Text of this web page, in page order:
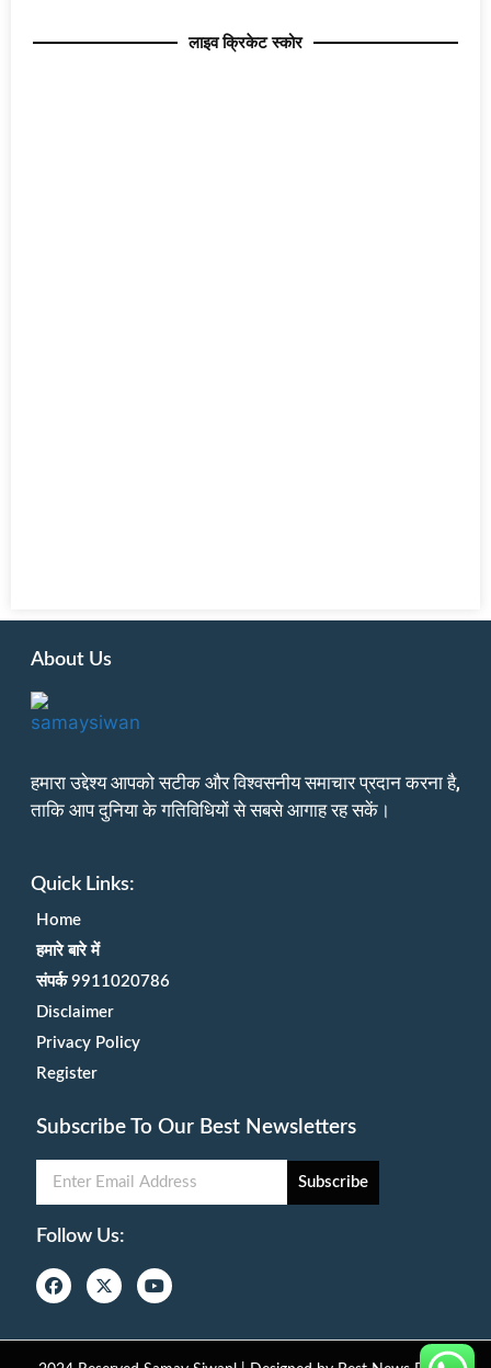
लाइव क्रिकेट स्कोर
About Us
हमारा उद्देश्य आपको सटीक और विश्वसनीय समाचार प्रदान करना है,
ताकि आप दुनिया के गतिविधियों से सबसे आगाह रह सकें।
Quick Links:
Home
हमारे बारे में
संपर्क 9911020786
Disclaimer
Privacy Policy
Register
Subscribe To Our Best Newsletters
Subscribe
Follow Us: